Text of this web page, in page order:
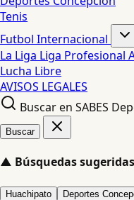
Tenis
Futbol Internacional
La Liga Liga Profesional
Lucha Libre
AVISOS LEGALES
Buscar en SABES
Buscar
▲ Búsquedas sugeridas
Huachipato Deportes